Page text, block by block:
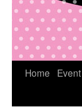
VaiHome Event